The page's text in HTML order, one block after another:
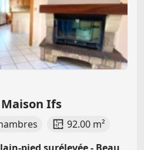
Maison Ifs
92.00 m²